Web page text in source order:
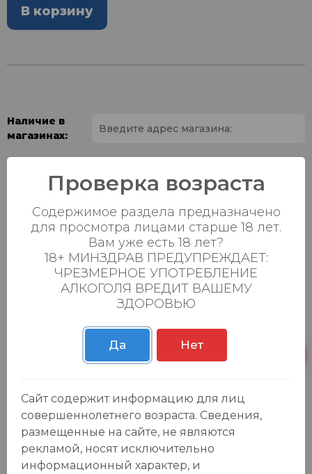
В корзину
Наличие в
магазинах:
Ваш город:
Батыршина 20Б
23:00
3 шт.
Магистральная 22д
Пн-Вс с 08:00 до
23:00
Осиновская 2В,
Пестрецы
Пн-Вс с 09:00 до
23:00
6 шт.
23:00
Отзывы:
Оставить отзыв
Проверка возраста
Содержимое раздела предназначено
для просмотра лицами старше 18 лет.
Вам уже есть 18 лет?
18+ МИНЗДРАВ ПРЕДУПРЕЖДАЕТ:
ЧРЕЗМЕРНОЕ УПОТРЕБЛЕНИЕ
АЛКОГОЛЯ ВРЕДИТ ВАШЕМУ
ЗДОРОВЬЮ
Да Нет
Сайт содержит информацию для лиц
совершеннолетнего возраста. Сведения,
размещенные на сайте, не являются
рекламой, носят исключительно
информационный характер, и